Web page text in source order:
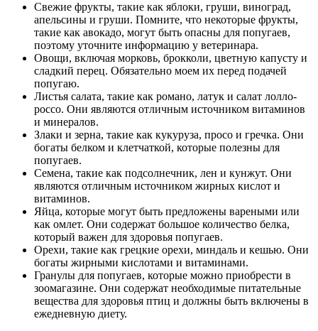
Свежие фрукты, такие как яблоки, груши, виноград,
апельсины и груши. Помните, что некоторые фрукты,
такие как авокадо, могут быть опасны для попугаев,
поэтому уточните информацию у ветеринара.
Овощи, включая морковь, брокколи, цветную капусту и
сладкий перец. Обязательно моем их перед подачей
попугаю.
Листья салата, такие как романо, латук и салат лолло-
россо. Они являются отличным источником витаминов
и минералов.
Злаки и зерна, такие как кукуруза, просо и гречка. Они
богаты белком и клетчаткой, которые полезны для
попугаев.
Семена, такие как подсолнечник, лен и кунжут. Они
являются отличным источником жирных кислот и
витаминов.
Яйца, которые могут быть предложены вареными или
как омлет. Они содержат большое количество белка,
который важен для здоровья попугаев.
Орехи, такие как грецкие орехи, миндаль и кешью. Они
богаты жирными кислотами и витаминами.
Гранулы для попугаев, которые можно приобрести в
зоомагазине. Они содержат необходимые питательные
вещества для здоровья птиц и должны быть включены в
ежедневную диету.